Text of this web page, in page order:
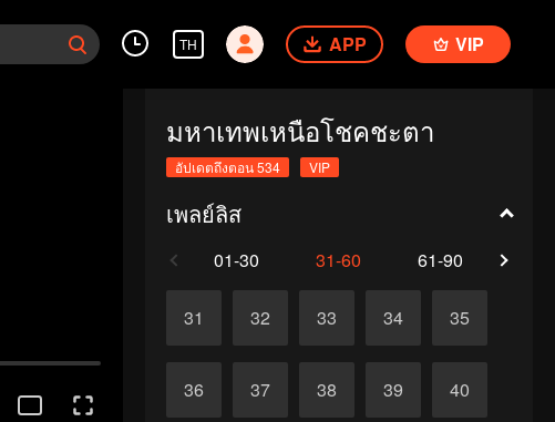
TH APP VIP
มหาเทพเหนือโชคชะตา
อัปเดตถึงตอน 534 VIP
เพลย์ลิส
01-30 31-60 61-90
31 32 33 34 35
36 37 38 39 40